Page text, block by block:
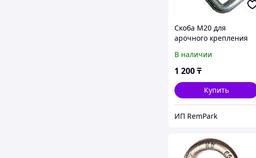
Cкоба М20 для
арочного крепления
В наличии
1 200₸
Купить
ИП RemPark